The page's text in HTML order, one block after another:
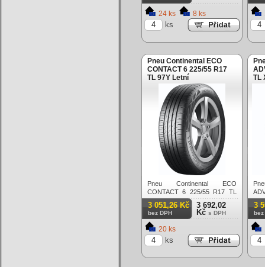
24 ks 8 ks
ks
Pneu Continental ECO
CONTACT 6 225/55 R17
TL 97Y Letní
Pneu Continental ECO
CONTACT 6 225/55 R17 TL
97Y Letní
3 051,26 Kč
bez DPH
3 692,02
Kč s DPH
20 ks
ks
TL
XL
3
bez